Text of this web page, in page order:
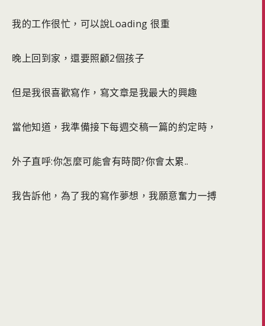
我的工作很忙，可以說Loading 很重
晚上回到家，還要照顧2個孩子
但是我很喜歡寫作，寫文章是我最大的興趣
當他知道，我準備接下每週交稿一篇的約定時，
外子直呼:你怎麼可能會有時間?你會太累..
我告訴他，為了我的寫作夢想，我願意奮力一搏